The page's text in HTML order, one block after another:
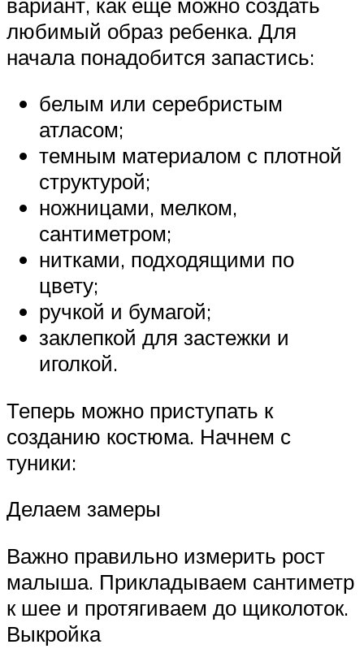
любимый образ ребенка. Для
начала понадобится запастись:
белым или серебристым
атласом;
темным материалом с плотной
структурой;
ножницами, мелком,
сантиметром;
нитками, подходящими по
цвету;
ручкой и бумагой;
заклепкой для застежки и
иголкой.
Теперь можно приступать к
созданию костюма. Начнем с
туники:
Делаем замеры
Важно правильно измерить рост
малыша. Прикладываем сантиметр
к шее и протягиваем до щиколоток.
Выкройка